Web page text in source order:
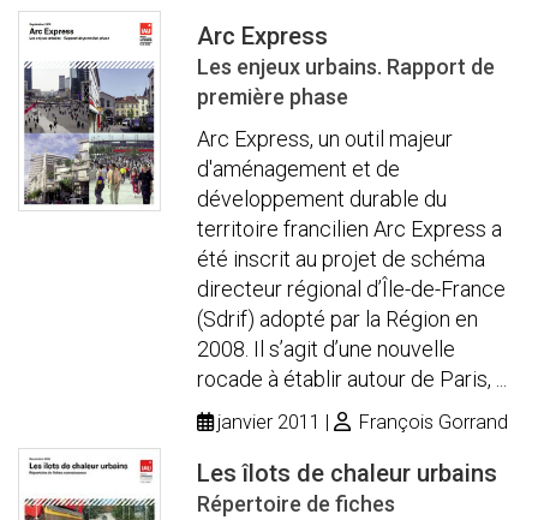
Arc Express
Les enjeux urbains. Rapport de
première phase
Arc Express, un outil majeur
d'aménagement et de
développement durable du
territoire francilien Arc Express a
été inscrit au projet de schéma
directeur régional d’Île-de-France
(Sdrif) adopté par la Région en
2008. Il s’agit d’une nouvelle
rocade à établir autour de Paris, ...
janvier 2011 François Gorrand
Les îlots de chaleur urbains
Répertoire de fiches